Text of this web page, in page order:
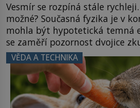
Vesmír se rozpíná stále
možné? Současná fyzika je v
mohla být hypotetická temná
se zaměří pozornost dvojice
Namísto ní ale objeví něco
hmatatelnějšího. Naprosto
Astronomové Pedro
mravenčí prací zkoumají
Průzkumu temné energie […]
VĚDA A TECHNIKA